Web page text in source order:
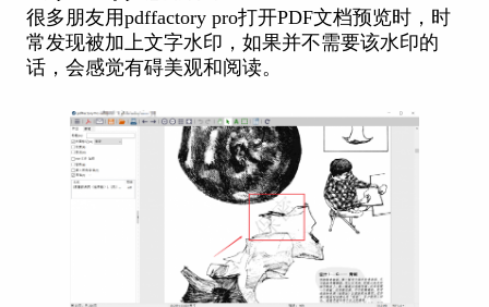
很多朋友用pdffactory pro打开PDF文档预览时，时
常发现被加上文字水印，如果并不需要该水印的
话，会感觉有碍美观和阅读。